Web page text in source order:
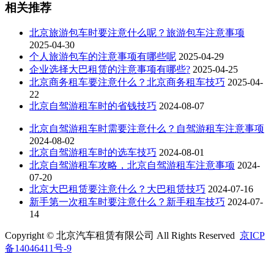
相关推荐
北京旅游包车时要注意什么呢？旅游包车注意事项
2025-04-30
个人旅游包车的注意事项有哪些呢 2025-04-29
企业选择大巴租赁的注意事项有哪些? 2025-04-25
北京商务租车要注意什么？北京商务租车技巧 2025-04-
22
北京自驾游租车时的省钱技巧 2024-08-07
北京自驾游租车时需要注意什么？自驾游租车注意事项
2024-08-02
北京自驾游租车时的选车技巧 2024-08-01
北京自驾游租车攻略，北京自驾游租车注意事项 2024-
07-20
北京大巴租赁要注意什么？大巴租赁技巧 2024-07-16
新手第一次租车时要注意什么？新手租车技巧 2024-07-
14
Copyright © 北京汽车租赁有限公司 All Rights Reserved 京ICP
备14046411号-9